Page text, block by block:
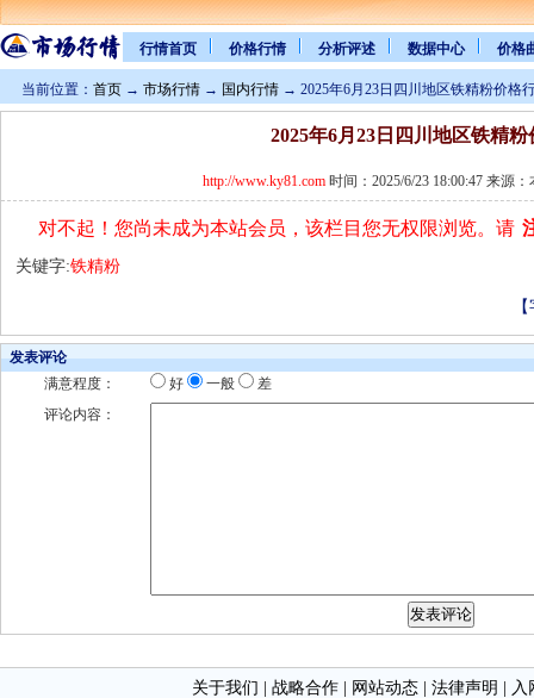
行情首页 价格行情 分析评述 数据中心 价格
当前位置： 首页 → 市场行情 → 国内行情 → 2025年6月23日四川地区铁精粉价格
2025年6月23日四川地区铁精粉
http://www.ky81.com时间：2025/6/23 18:00:47 来源
对不起！您尚未成为本站会员，该栏目您无权限浏览。请
关键字:铁精粉
发表评论
满意程度：
好 一般
差
评论内容：
关于我们 战略合作| 网站动态| 法律声明 入